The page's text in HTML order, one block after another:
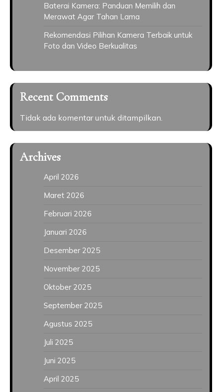
Baterai Kamera: Panduan Memilih dan
Merawat Agar Tahan Lama
Rekomendasi Pilihan Kamera Terbaik untuk
Foto dan Video Berkualitas
Recent Comments
Tidak ada komentar untuk ditampilkan.
Archives
April 2026
Maret 2026
Februari 2026
Januari 2026
Desember 2025
November 2025
Oktober 2025
September 2025
Agustus 2025
Juli 2025
Juni 2025
April 2025